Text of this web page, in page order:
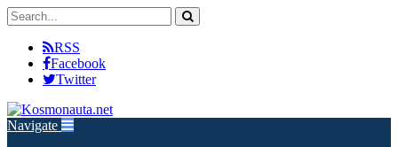
RSS
Facebook
Twitter
Navigate